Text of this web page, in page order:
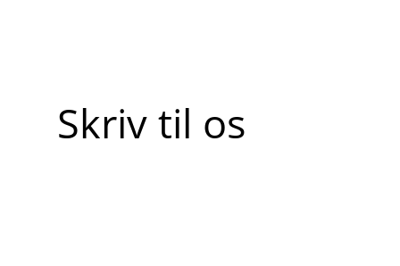
Skriv til os